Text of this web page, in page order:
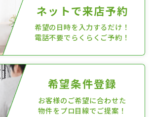
ネットで来店予約
希望の日時を入力するだけ！
電話不要でらくらくご予約！
希望条件登録
お客様のご希望に合わせた
物件をプロ目線でご提案！